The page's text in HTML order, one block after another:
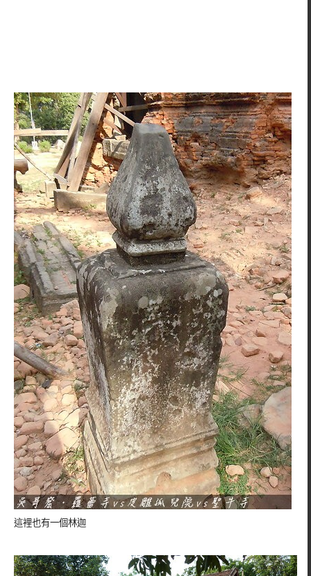
這裡也有一個林迦